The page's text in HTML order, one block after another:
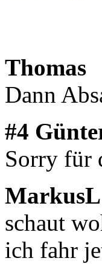
Thomas
Dann
#4
Sorry für
MarkusL
schaut
ich fahr